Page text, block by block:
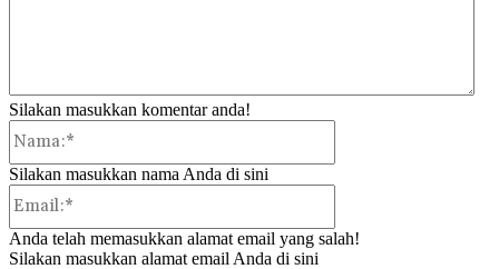
Silakan masukkan komentar anda!
Silakan masukkan nama Anda di sini
Anda telah memasukkan alamat email yang salah!
Silakan masukkan alamat email Anda di sini